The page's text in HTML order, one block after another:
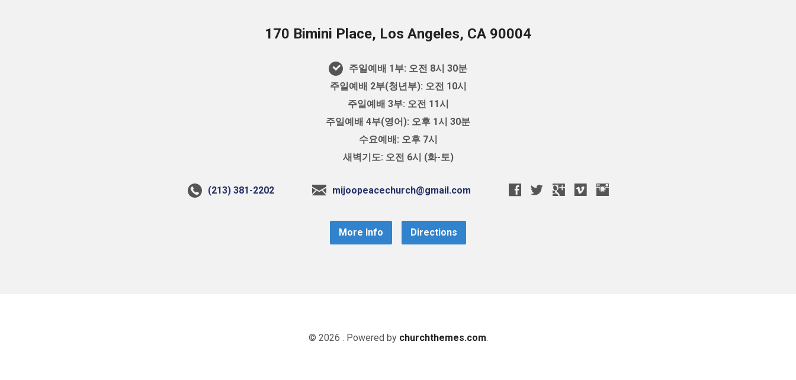
170 Bimini Place, Los Angeles, CA 90004
주일예배 1부: 오전 8시 30분
주일예배 2부(청년부): 오전 10시
주일예배 3부: 오전 11시
주일예배 4부(영어): 오후 1시 30분
수요예배: 오후 7시
새벽기도: 오전 6시 (화-토)
(213) 381-2202 mijoopeacechurch@gmail.com
More Info Directions
© 2026 . Powered by churchthemes.com.